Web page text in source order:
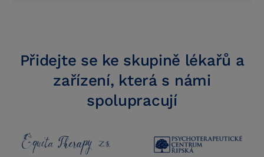
Přidejte se ke skupině lékařů a
zařízení, která s námi
spolupracují